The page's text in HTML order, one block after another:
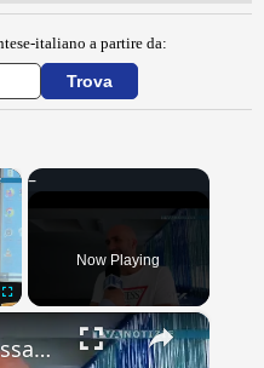
italiano a partire da:
×
Now Playing
×
Adrano. Interessante incontro al liceo “Verga” con il prof. Fabio Gamberini. Studenti del Linguistic